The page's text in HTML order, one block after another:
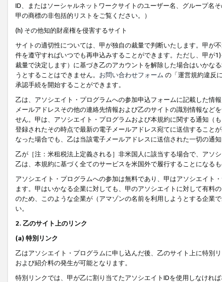
ID、またはソーシャルネットワークサイトのユーザー名、グループ名
甲の商標の非包括的リストをご覧ください。）
(h) その他知的財産権を侵害するサイト
サイトの適切性については、甲が独自の裁量で判断いたします。甲が
件を遵守すればいつでも再申込みすることができます。ただし、甲が
裁量で決定します）に基づき乙のアカウントを解除した場合はいかな
うとすることはできません。 お問い合わせフォーム の「運営規約違反
承認手続を開始することができます。
乙は、アソシエイト・プログラムへの参加申込フォームに記載した情
メールアドレスその他の連絡先情報および乙のサイトの識別情報など
せん。甲は、アソシエイト・プログラムおよび本規約に関する通知（
登録されたその時点で最新の電子メールアドレス宛てに送信すること
なった場合でも、乙は当該電子メールアドレスに送信された一切の通
乙が［注：米租税法上定義される］非米国人に該当する場合で、アソ
乙は、本規約に基づく全てのサービスを米国外で履行することになる
アソシエイト・プログラムへの参加は無料であり、甲はアソシエイト
ます。甲はいかなる企業に対しても、甲のアソシエイトに対して有料
のため、このような企業が（アマゾンの名前を利用しようとする企業
い。
2. 乙のサイト上のリンク
(a) 特別リンク
乙はアソシエイト・プログラムに申し込んだ後、乙のサイト上に特別
および紹介料の発生が可能となります。
特別リンクでは、甲が乙に割り当てたアソシエイトIDを使用しなけれ